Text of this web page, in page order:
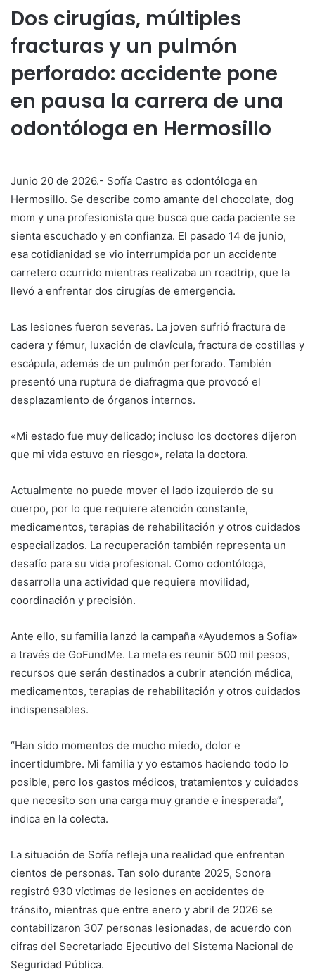
Dos cirugías, múltiples
fracturas y un pulmón
perforado: accidente pone
en pausa la carrera de una
odontóloga en Hermosillo
Junio 20 de 2026.- Sofía Castro es odontóloga en
Hermosillo. Se describe como amante del chocolate, dog
mom y una profesionista que busca que cada paciente se
sienta escuchado y en confianza. El pasado 14 de junio,
esa cotidianidad se vio interrumpida por un accidente
carretero ocurrido mientras realizaba un roadtrip, que la
llevó a enfrentar dos cirugías de emergencia.
Las lesiones fueron severas. La joven sufrió fractura de
cadera y fémur, luxación de clavícula, fractura de costillas y
escápula, además de un pulmón perforado. También
presentó una ruptura de diafragma que provocó el
desplazamiento de órganos internos.
«Mi estado fue muy delicado; incluso los doctores dijeron
que mi vida estuvo en riesgo», relata la doctora.
Actualmente no puede mover el lado izquierdo de su
cuerpo, por lo que requiere atención constante,
medicamentos, terapias de rehabilitación y otros cuidados
especializados. La recuperación también representa un
desafío para su vida profesional. Como odontóloga,
desarrolla una actividad que requiere movilidad,
coordinación y precisión.
Ante ello, su familia lanzó la campaña «Ayudemos a Sofía»
a través de GoFundMe. La meta es reunir 500 mil pesos,
recursos que serán destinados a cubrir atención médica,
medicamentos, terapias de rehabilitación y otros cuidados
indispensables.
“Han sido momentos de mucho miedo, dolor e
incertidumbre. Mi familia y yo estamos haciendo todo lo
posible, pero los gastos médicos, tratamientos y cuidados
que necesito son una carga muy grande e inesperada”,
indica en la colecta.
La situación de Sofía refleja una realidad que enfrentan
cientos de personas. Tan solo durante 2025, Sonora
registró 930 víctimas de lesiones en accidentes de
tránsito, mientras que entre enero y abril de 2026 se
contabilizaron 307 personas lesionadas, de acuerdo con
cifras del Secretariado Ejecutivo del Sistema Nacional de
Seguridad Pública.